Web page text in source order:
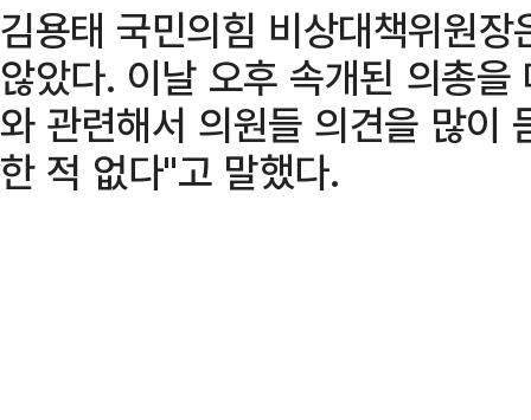
김용태 국민의힘 비상대책위원
않았다. 이날 오후 속개된 의총
와 관련해서 의원들 의견을 많이
한 적 없다"고 말했다.